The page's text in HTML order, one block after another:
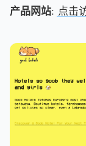
产品网站: 点击